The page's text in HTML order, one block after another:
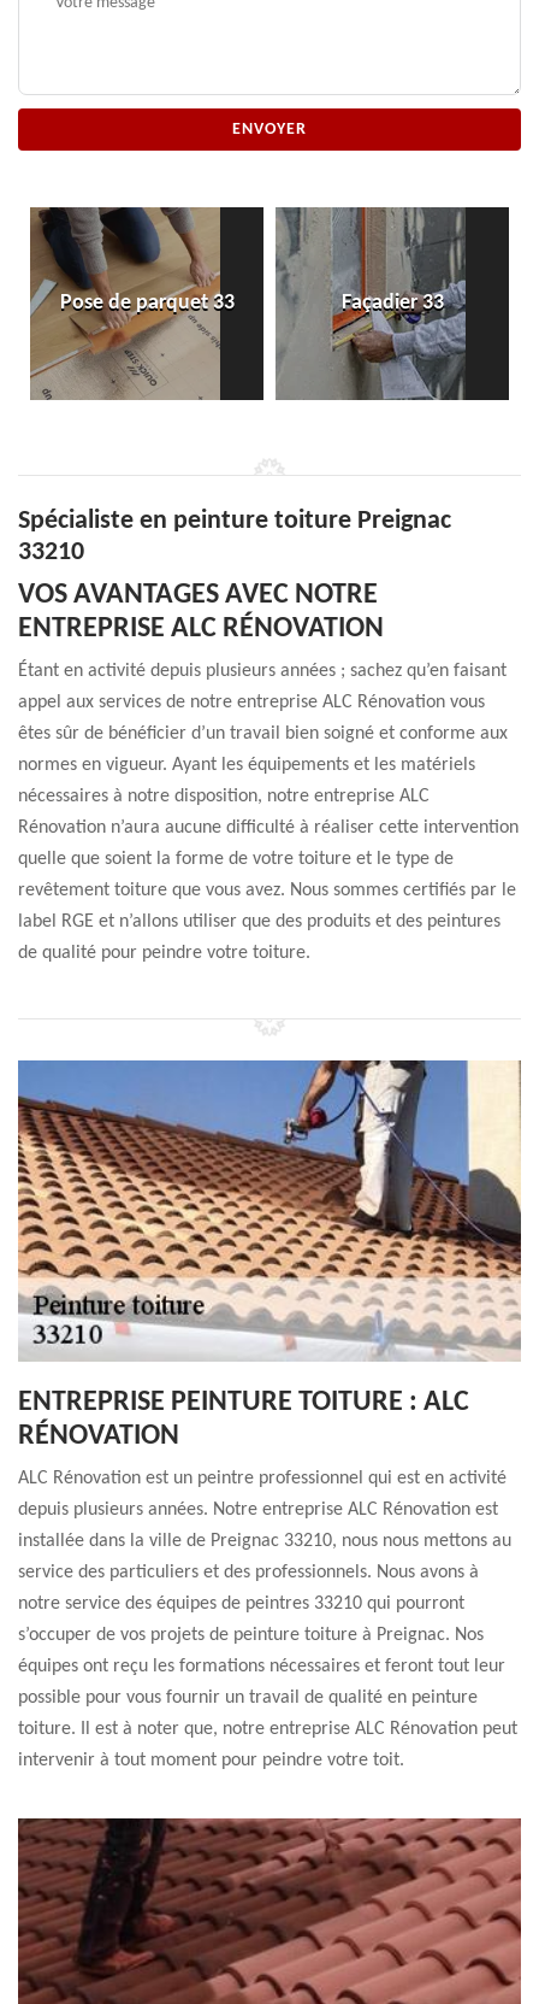
Pose de parquet 33 Façadier 33
Spécialiste en peinture toiture Preignac
33210
VOS AVANTAGES AVEC NOTRE
ENTREPRISE ALC RÉNOVATION
Étant en activité depuis plusieurs années ; sachez qu’en faisant
appel aux services de notre entreprise ALC Rénovation vous
êtes sûr de bénéficier d’un travail bien soigné et conforme aux
normes en vigueur. Ayant les équipements et les matériels
nécessaires à notre disposition, notre entreprise ALC
Rénovation n’aura aucune difficulté à réaliser cette intervention
quelle que soient la forme de votre toiture et le type de
revêtement toiture que vous avez. Nous sommes certifiés par le
label RGE et n’allons utiliser que des produits et des peintures
de qualité pour peindre votre toiture.
ENTREPRISE PEINTURE TOITURE : ALC
RÉNOVATION
ALC Rénovation est un peintre professionnel qui est en activité
depuis plusieurs années. Notre entreprise ALC Rénovation est
installée dans la ville de Preignac 33210, nous nous mettons au
service des particuliers et des professionnels. Nous avons à
notre service des équipes de peintres 33210 qui pourront
s’occuper de vos projets de peinture toiture à Preignac. Nos
équipes ont reçu les formations nécessaires et feront tout leur
possible pour vous fournir un travail de qualité en peinture
toiture. Il est à noter que, notre entreprise ALC Rénovation peut
intervenir à tout moment pour peindre votre toit.